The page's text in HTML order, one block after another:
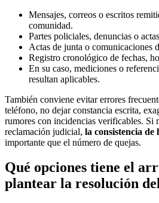
Mensajes, correos o escritos
comunidad.
Partes policiales, denuncias o
Actas de junta o comunicaciones
Registro cronológico de fechas,
En su caso, mediciones o
resultan aplicables.
También conviene evitar errores
teléfono, no dejar constancia escrita,
rumores con incidencias verificables. Si
reclamación judicial, la consistencia de
importante que el número de quejas.
Qué opciones tiene el
plantear la resolución